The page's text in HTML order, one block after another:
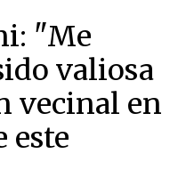
"Me
valiosa
vecinal en
este